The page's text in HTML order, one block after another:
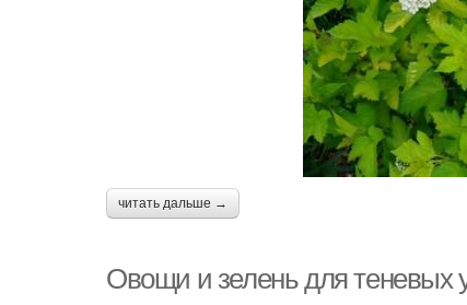
читать дальше →
Овощи и зелень для теневых